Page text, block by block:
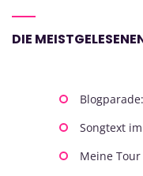
DIE
Songtext
Meine